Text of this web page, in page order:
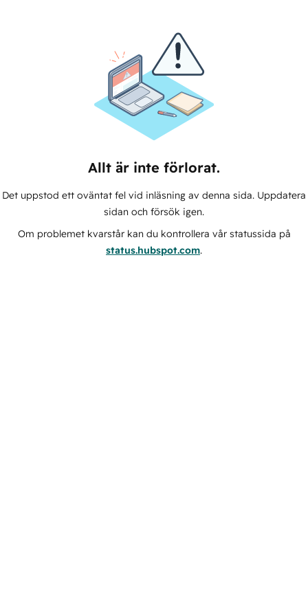
Allt är inte förlorat.
Det uppstod ett oväntat fel vid inläsning av denna sida. Uppdatera
sidan och försök igen.
Om problemet kvarstår kan du kontrollera vår statussida på
status.hubspot.com.